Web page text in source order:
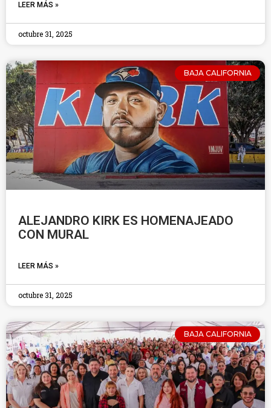
LEER MÁS »
octubre 31, 2025
BAJA CALIFORNIA
ALEJANDRO KIRK ES HOMENAJEADO
CON MURAL
LEER MÁS »
octubre 31, 2025
BAJA CALIFORNIA